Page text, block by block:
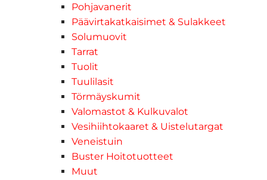
Pohjavanerit
Päävirtakatkaisimet & Sulakkeet
Solumuovit
Tarrat
Tuolit
Tuulilasit
Törmäyskumit
Valomastot & Kulkuvalot
Vesihiihtokaaret & Uistelutargat
Veneistuin
Buster Hoitotuotteet
Muut